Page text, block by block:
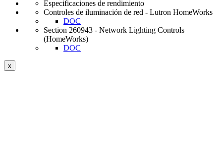
Especificaciones de rendimiento
Controles de iluminación de red - Lutron HomeWorks
DOC
Section 260943 - Network Lighting Controls
(HomeWorks)
DOC
x